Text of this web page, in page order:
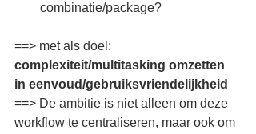
combinatie/package?
==> met als doel:
complexiteit/multitasking omzetten
in eenvoud/gebruiksvriendelijkheid
==> De ambitie is niet alleen om deze
workflow te centraliseren, maar ook om